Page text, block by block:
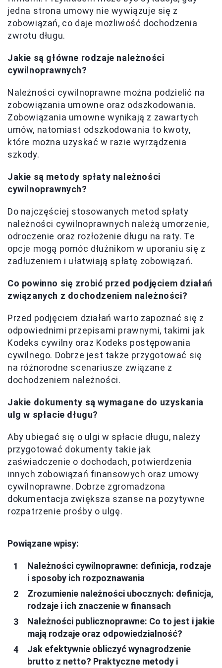
jedna strona umowy nie wywiązuje się z
zobowiązań, co daje możliwość dochodzenia
zwrotu długu.
Jakie są główne rodzaje należności
cywilnoprawnych?
Należności cywilnoprawne można podzielić na
zobowiązania umowne oraz odszkodowania.
Zobowiązania umowne wynikają z zawartych
umów, natomiast odszkodowania to kwoty,
które można uzyskać w razie wyrządzenia
szkody.
Jakie są metody spłaty należności
cywilnoprawnych?
Do najczęściej stosowanych metod spłaty
należności cywilnoprawnych należą umorzenie,
odroczenie oraz rozłożenie długu na raty. Te
opcje mogą pomóc dłużnikom w uporaniu się z
zadłużeniem i ułatwiają spłatę zobowiązań.
Co powinno się zrobić przed podjęciem działań
związanych z dochodzeniem należności?
Przed podjęciem działań warto zapoznać się z
odpowiednimi przepisami prawnymi, takimi jak
Kodeks cywilny oraz Kodeks postępowania
cywilnego. Dobrze jest także przygotować się
na różnorodne scenariusze związane z
dochodzeniem należności.
Jakie dokumenty są wymagane do uzyskania
ulg w spłacie długu?
Aby ubiegać się o ulgi w spłacie długu, należy
przygotować dokumenty takie jak
zaświadczenie o dochodach, potwierdzenia
innych zobowiązań finansowych oraz umowy
cywilnoprawne. Dobrze zgromadzona
dokumentacja zwiększa szanse na pozytywne
rozpatrzenie prośby o ulgę.
Powiązane wpisy:
Należności cywilnoprawne: definicja, rodzaje
i sposoby ich rozpoznawania
Zrozumienie należności ubocznych: definicja,
rodzaje i ich znaczenie w finansach
Należności publicznoprawne: Co to jest i jakie
mają rodzaje oraz odpowiedzialność?
Jak efektywnie obliczyć wynagrodzenie
brutto z netto? Praktyczne metody i